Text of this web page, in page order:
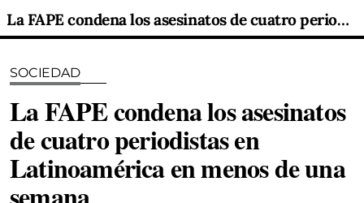
La FAPE condena los asesinatos de cuatro periodistas en Latinoamérica en menos de una semana
SOCIEDAD
La FAPE condena los asesinatos
de cuatro periodistas en
Latinoamérica en menos de una